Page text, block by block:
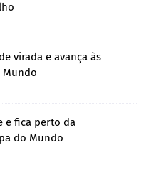
virada e avança às
Mundo
e fica perto da
do Mundo